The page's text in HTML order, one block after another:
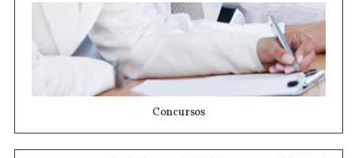
Concursos